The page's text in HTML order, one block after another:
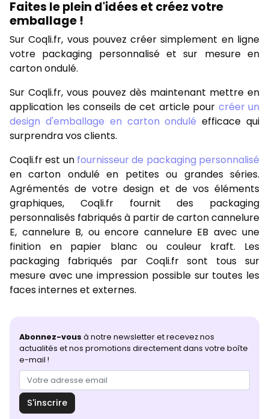
Abonnez-vous à notre newsletter et recevez nos
actualités et nos promotions directement dans votre boîte
e-mail !
S'inscrire
Faites le plein d'idées et créez votre
emballage !
Sur Coqli.fr, vous pouvez créer simplement en ligne
votre packaging personnalisé et sur mesure en
carton ondulé.
Sur Coqli.fr, vous pouvez dès maintenant mettre en
application les conseils de cet article pour créer un
design d'emballage en carton ondulé efficace qui
surprendra vos clients.
Coqli.fr est un fournisseur de packaging personnalisé
en carton ondulé en petites ou grandes séries.
Agrémentés de votre design et de vos éléments
graphiques, Coqli.fr fournit des packaging
personnalisés fabriqués à partir de carton cannelure
E, cannelure B, ou encore cannelure EB avec une
finition en papier blanc ou couleur kraft. Les
packaging fabriqués par Coqli.fr sont tous sur
mesure avec une impression possible sur toutes les
faces internes et externes.